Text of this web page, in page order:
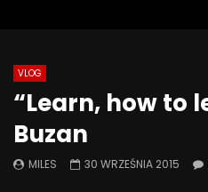
Co możemy zrobić, żeby szkoła
była miejscem bezpiecznym –
rozmowa o przemocy
VLOG
“Learn, how to
Buzan
MILES 30 WRZEŚNIA 2015